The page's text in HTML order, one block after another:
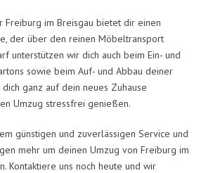
Freiburg im Breisgau bietet dir einen
der über den reinen Möbeltransport
unterstützen wir dich auch beim Ein- und
sowie beim Auf- und Abbau deiner
ganz auf dein neues Zuhause
Umzug stressfrei genießen.
günstigen und zuverlässigen Service und
mehr um deinen Umzug von Freiburg im
Kontaktiere uns noch heute und wir